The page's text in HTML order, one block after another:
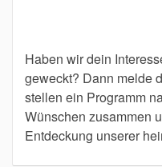
Haben wir dein
geweckt? Dann melde
stellen ein Programm
Wünschen zusammen
Entdeckung unserer